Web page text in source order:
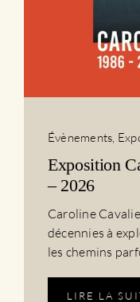
Évènements,
Exposition
– 2026
Caroline
décennies à
les chemins
LIRE LA